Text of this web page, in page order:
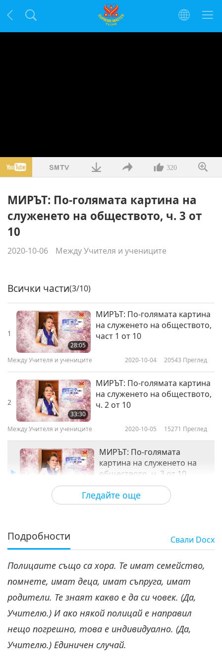
320
МИРЪТ: По-голямата картина на
служенето на обществото, ч. 3 от
10
2020-10-06 Между Учителя и учениците
Гледайте още
Всички части(3/10)
1
28:05
МИРЪТ: По-голямата картина
на служенето на обществото,
част 1 от 10
Между Учителя и учениците 2020-10-04 20543 Преглед
2
33:30
МИРЪТ: По-голямата картина
на служенето на обществото,
ч. 2 от 10
Между Учителя и учениците 2020-10-05 15271 Преглед
МИРЪТ: По-голямата
картина на служенето на
обществото, ч. 3 от 10
Между Учителя и учениците 2020-10-06 11188
4
28:54
Между Учителя и учениците 2020-10-07 10389Преглед
5
МИРЪТ: По-голямата картина
на служенето на обществото,
ч. 5 от 10
Между Учителя и учениците 2020-10-08 10726 Преглед
Подробности Свали Docx
Полицаите също са хора. Те имат семейство,
помнете, имат деца, имат съпруга, имат
родители. Те знаят какво е да си човек. (Да,
Учителю.) И ако някой полицай е направил
нещо погрешно, това е индивидуално. (Да,
Учителю.) Единичен случай.